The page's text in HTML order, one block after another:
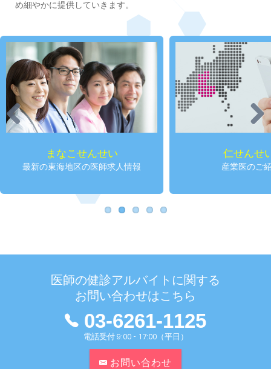
め細やかに提供していきます。
まなこせんせい
最新の東海地区の医師求人情報
仁せんせ
産業医のご
Previous Next
医師の健診アルバイトに関する
お問い合わせはこちら
03-6261-1125
電話受付 9:00 - 17:00（平日）
お問い合わせ